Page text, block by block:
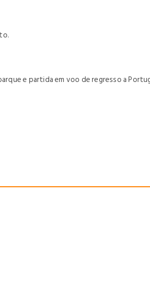
e partida em voo de regresso a